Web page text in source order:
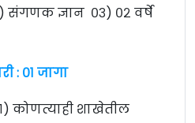
संगणक ज्ञान ०३) ०२ वर्षे
: ०१ जागा
कोणत्याही शाखेतील